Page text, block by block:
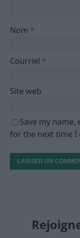
Nom *
Courriel *
Site web
Save my
for the next time I